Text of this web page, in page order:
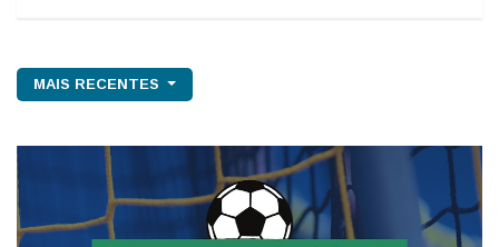
MAIS RECENTES